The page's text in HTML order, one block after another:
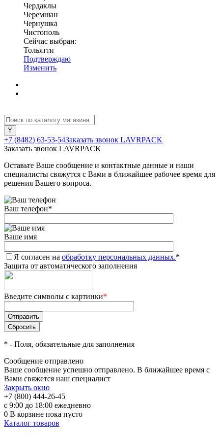
Чердаклы
Черемшан
Чернушка
Чистополь
Сейчас выбран:
Тольятти
Подтверждаю
Изменить
+7 (8482) 63-53-54Заказать звонок LAVRPACK
Заказать звонок LAVRPACK
Оставьте Ваше сообщение и контактные данные и наши
специалисты свяжутся с Вами в ближайшее рабочее время для
решения Вашего вопроса.
Ваш телефон*
Ваше имя
Я согласен на обработку персональных данных.*
Защита от автоматического заполнения
Введите символы с картинки*
* - Поля, обязательные для заполнения
Сообщение отправлено
Ваше сообщение успешно отправлено. В ближайшее время с
Вами свяжется наш специалист
Закрыть окно
+7 (800) 444-26-45
с 9:00 до 18:00 ежедневно
0 В корзине пока пусто
Каталог товаров